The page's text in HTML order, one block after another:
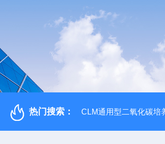
热门搜索： CLM通用型二氧化碳培